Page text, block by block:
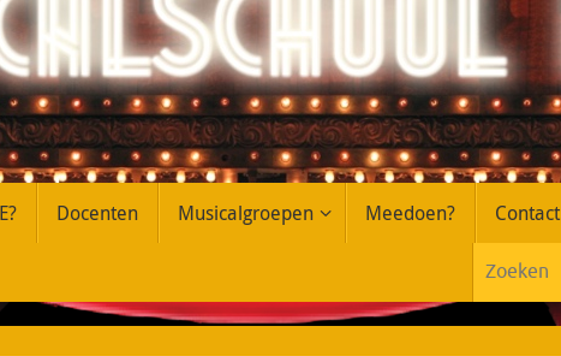
Docenten Musicalgroepen Meedoen? Contact